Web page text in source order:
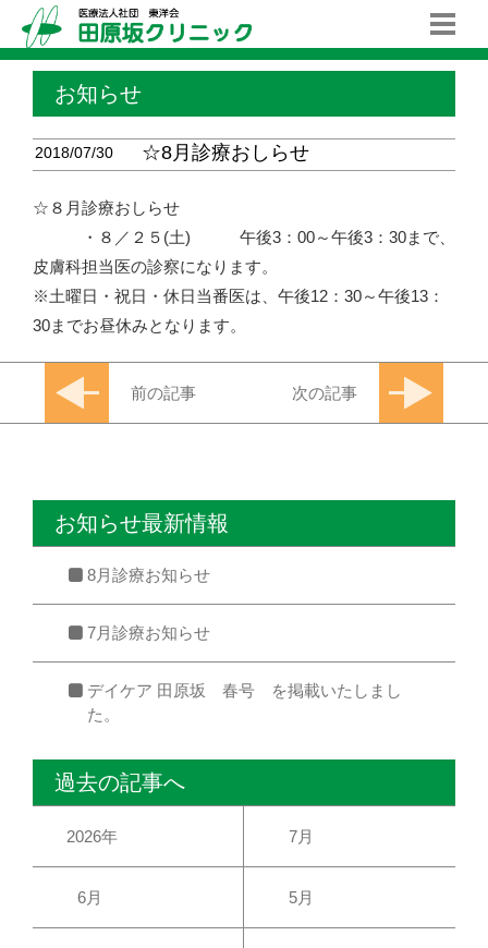
お知らせ
2018/07/30 ☆8月診療おしらせ
☆８月診療おしらせ
・８／２５(土) 午後3：00～午後3：30まで、
皮膚科担当医の診察になります。
※土曜日・祝日・休日当番医は、午後12：30～午後13：
30までお昼休みとなります。
前の記事 次の記事
お知らせ最新情報
8月診療お知らせ
7月診療お知らせ
デイケア 田原坂 春号 を掲載いたしまし
た。
過去の記事へ
2026年 7月
6月 5月